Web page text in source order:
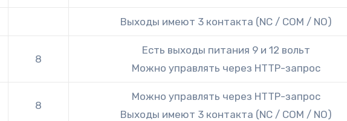
Выходы имеют 3 контакта (NC / COM / NO)
8
Есть выходы питания 9 и 12 вольт
Можно управлять через HTTP-запрос
8
Можно управлять через HTTP-запрос
Выходы имеют 3 контакта (NC / COM / NO)